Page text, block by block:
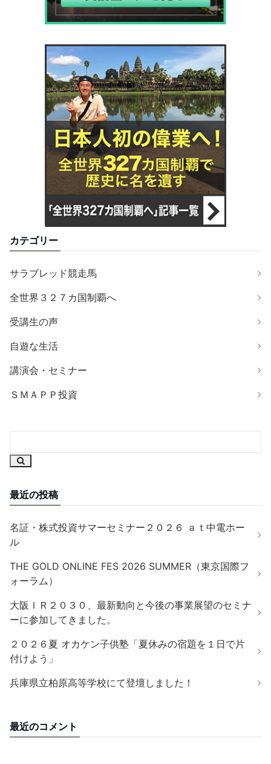
カテゴリー
サラブレッド競走馬
全世界３２７カ国制覇へ
受講生の声
自遊な生活
講演会・セミナー
ＳＭＡＰＰ投資
最近の投稿
名証・株式投資サマーセミナー２０２６ ａｔ中電ホー
ル
THE GOLD ONLINE FES 2026 SUMMER（東京国際フ
ォーラム）
大阪ＩＲ２０３０、最新動向と今後の事業展望のセミナ
ーに参加してきました。
２０２６夏 オカケン子供塾「夏休みの宿題を１日で片
付けよう」
兵庫県立柏原高等学校にて登壇しました！
最近のコメント